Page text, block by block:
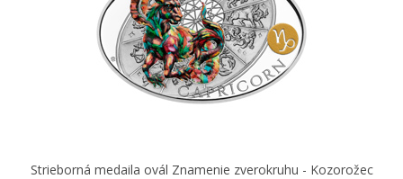
Strieborná medaila ovál Znamenie zverokruhu - Kozorožec